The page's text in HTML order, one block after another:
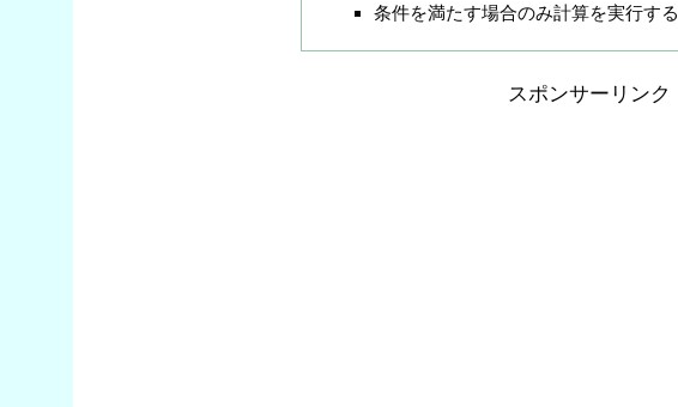
条件を満たす場合のみ計算を実行する
スポンサーリンク